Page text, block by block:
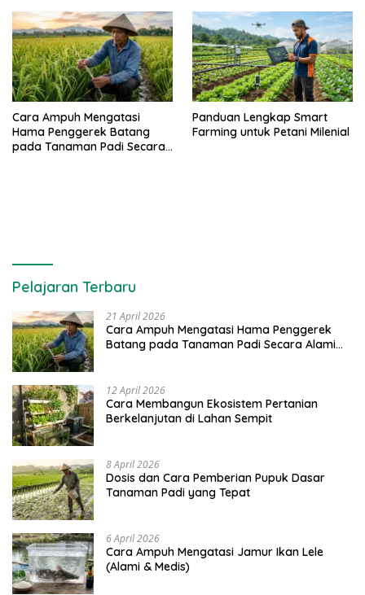
Cara Ampuh Mengatasi
Hama Penggerek Batang
pada Tanaman Padi Secara
Panduan Lengkap Smart
Farming untuk Petani Milenial
Pelajaran Terbaru
21 April 2026
Cara Ampuh Mengatasi Hama Penggerek
Batang pada Tanaman Padi Secara Alami
12 April 2026
Cara Membangun Ekosistem Pertanian
Berkelanjutan di Lahan Sempit
8 April 2026
Dosis dan Cara Pemberian Pupuk Dasar
Tanaman Padi yang Tepat
6 April 2026
Cara Ampuh Mengatasi Jamur Ikan Lele
(Alami & Medis)